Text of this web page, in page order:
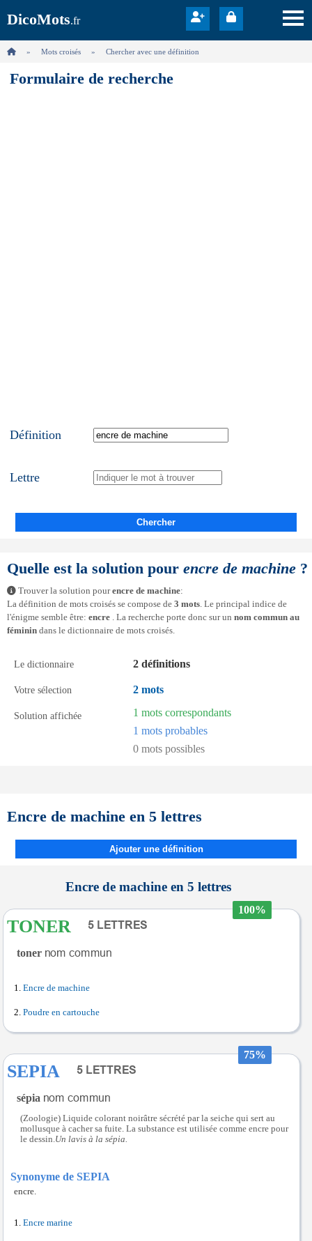
DicoMots.fr
Mots croisés Chercher avec une définition
Formulaire de recherche
Définition
Lettre
Chercher
Quelle est la solution pour encre de machine ?
Trouver la solution pourencre de machine:
La définition de mots croisés se compose de 3 mots. Le principal indice de
l'énigme semble être: encre . La recherche porte donc sur un nom commun au
féminin dans le dictionnaire de mots croisés.
Le dictionnaire 2 définitions
Votre sélection 2 mots
Solution affichée
1 mots correspondants
1 mots probables
0 mots possibles
Encre de machine en 5 lettres
Ajouter une définition
Encre de machine en 5 lettres
100%
TONER
toner
Encre de machine
Poudre en cartouche
75%
SEPIA
sépia
(Zoologie) Liquide colorant noirâtre sécrété par la seiche qui sert au
mollusque à cacher sa fuite. La substance est utilisée comme encre pour
le dessin. Un lavis à la sépia.
Synonyme de SEPIA
encre.
Encre marine